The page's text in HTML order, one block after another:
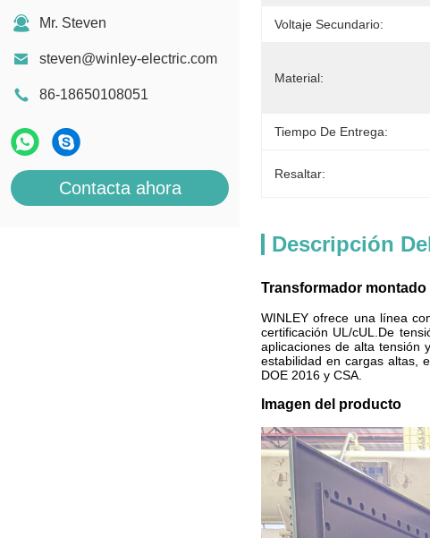
Mr. Steven
steven@winley-electric.com
86-18650108051
Contacta ahora
Voltaje Secundario:
Material:
Tiempo De Entrega:
Resaltar:
Descripción
Transformador montado
WINLEY ofrece una línea
certificación UL/cUL.De
aplicaciones de alta tensión
estabilidad en cargas altas,
DOE 2016 y CSA.
Imagen del producto